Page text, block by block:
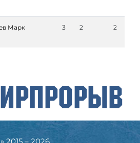
Марк
3 2 2